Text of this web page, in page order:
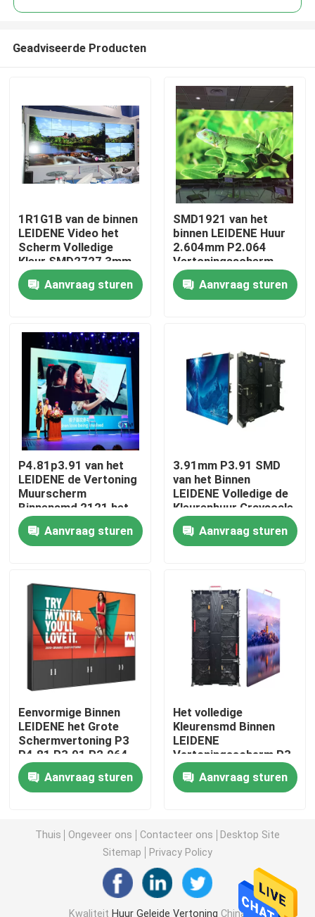
Producten
Videos
Fabrieksrondleiding
Kwaliteitscontrole
Neem contact met ons op
Nieuws
Gevallen
Huur Geleide Vertoning
Het creatieve LEIDENE Vertoningsscherm
Het openlucht LEIDENE Vertoningsscherm
Stadion het LEIDENE Scherm
Stadium het LEIDENE Vertoningsscherm
Het gebogen LEIDENE Scherm
LEIDENE het Schermmodules
Geadviseerde Producten
1R1G1B van de binnen
LEIDENE Video het
Scherm Volledige
Kleur SMD2727 3mm
Muurvertoning
Aanvraag sturen
SMD1921 van het
binnen LEIDENE Huur
2.604mm P2.064
Vertoningsscherm
voor Familie
Aanvraag sturen
P4.81p3.91 van het
LEIDENE de Vertoning
Muurscherm
Binnensmd 2121 het
Naadloze LEIDENE
SchermAanvraag sturen
3.91mm P3.91 SMD
van het Binnen
LEIDENE Volledige de
Kleurenhuur Grayscale
Vertoningsscherm
Aanvraag sturen
Eenvormige Binnen
LEIDENE het Grote
Schermvertoning P3
P4.81 P3.91 P2.064
Aanvraag sturen
Het volledige
Kleurensmd Binnen
LEIDENE
Vertoningsscherm P3
P4.81 4.81mm FCC
Aanvraag sturen
Thuis Ongeveer ons Contacteer ons
Desktop Site
Sitemap
Privacy Policy
Kwaliteit Huur Geleide Vertoning China